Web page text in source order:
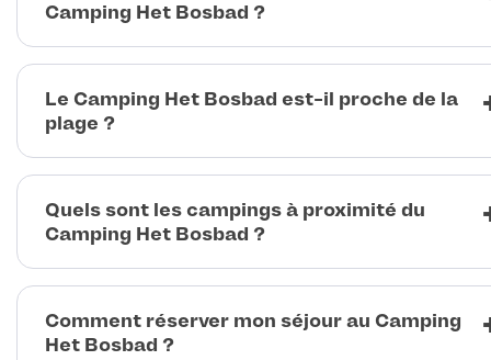
Camping Het Bosbad ?
Le Camping Het Bosbad est-il proche de la
plage ?
Quels sont les campings à proximité du
Camping Het Bosbad ?
Comment réserver mon séjour au Camping
Het Bosbad ?